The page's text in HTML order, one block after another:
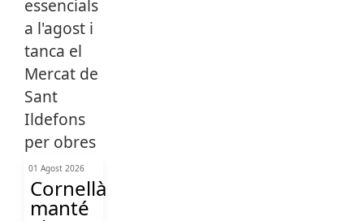
01 Agost 2026
Cornellà
manté